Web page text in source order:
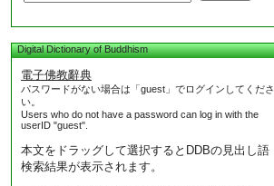
Digital Dictionary of Buddhism
電子佛教辭典
パスワードがない場合は「guest」でログインしてくださ
い。
Users who do not have a password can log in with the
userID "guest".
本文をドラッグして選択するとDDBの見出し語
検索結果が表示されます。